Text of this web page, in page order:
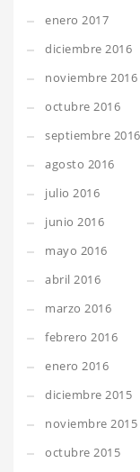
enero 2017
diciembre 2016
noviembre 2016
octubre 2016
septiembre 2016
agosto 2016
julio 2016
junio 2016
mayo 2016
abril 2016
marzo 2016
febrero 2016
enero 2016
diciembre 2015
noviembre 2015
octubre 2015